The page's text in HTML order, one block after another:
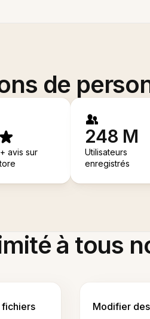
de
avis sur
248 M
Utilisateurs
enregistrés
à tous
fichiers Modifier